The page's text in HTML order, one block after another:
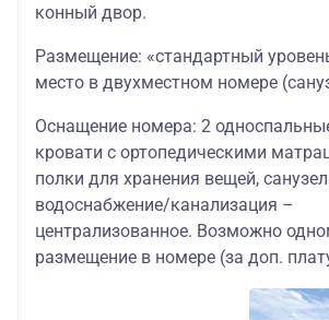
конный двор.
Размещение: «стандартный
место в двухместном номере
Оснащение номера: 2
кровати с ортопедическими
полки для хранения вещей,
водоснабжение/канализация –
централизованное. Возможно
размещение в номере (за доп.